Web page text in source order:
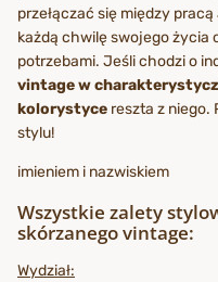
przełączać się między
każdą chwilę swojego życia
potrzebami. Jeśli chodzi o
vintage w
kolorystyce reszta z niego.
stylu!
imieniem i nazwiskiem
Wszystkie zalety
skórzanego vintage:
Wydział: